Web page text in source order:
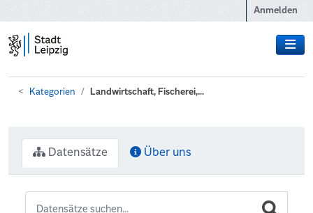
Anmelden
Kategorien Landwirtschaft, Fischerei,...
Datensätze Über uns